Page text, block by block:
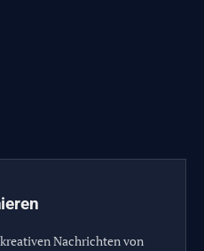
Nachrichten von